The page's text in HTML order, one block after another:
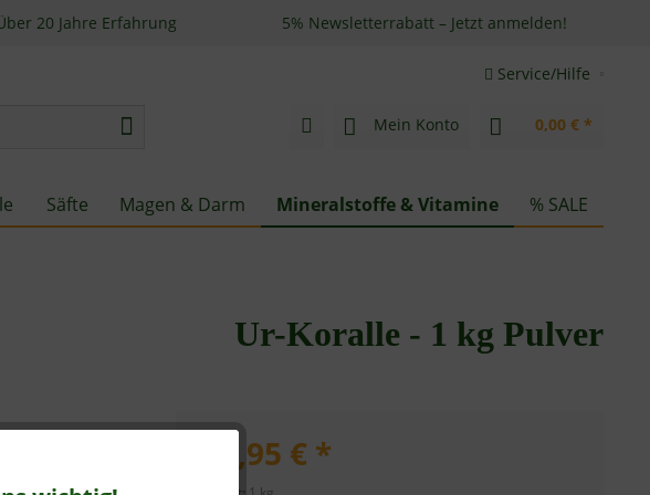
20 Jahre Erfahrung 5% Newsletterrabatt – Jetzt anmelden!
Service/Hilfe
Mein Konto 0,00 € *
Säfte Magen & Darm Mineralstoffe & Vitamine % SALE
Ur-Koralle - 1 kg Pulver
72,95 € *